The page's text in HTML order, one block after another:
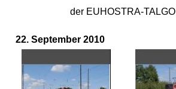
der EUHOSTRA-TALGO
22. September 2010